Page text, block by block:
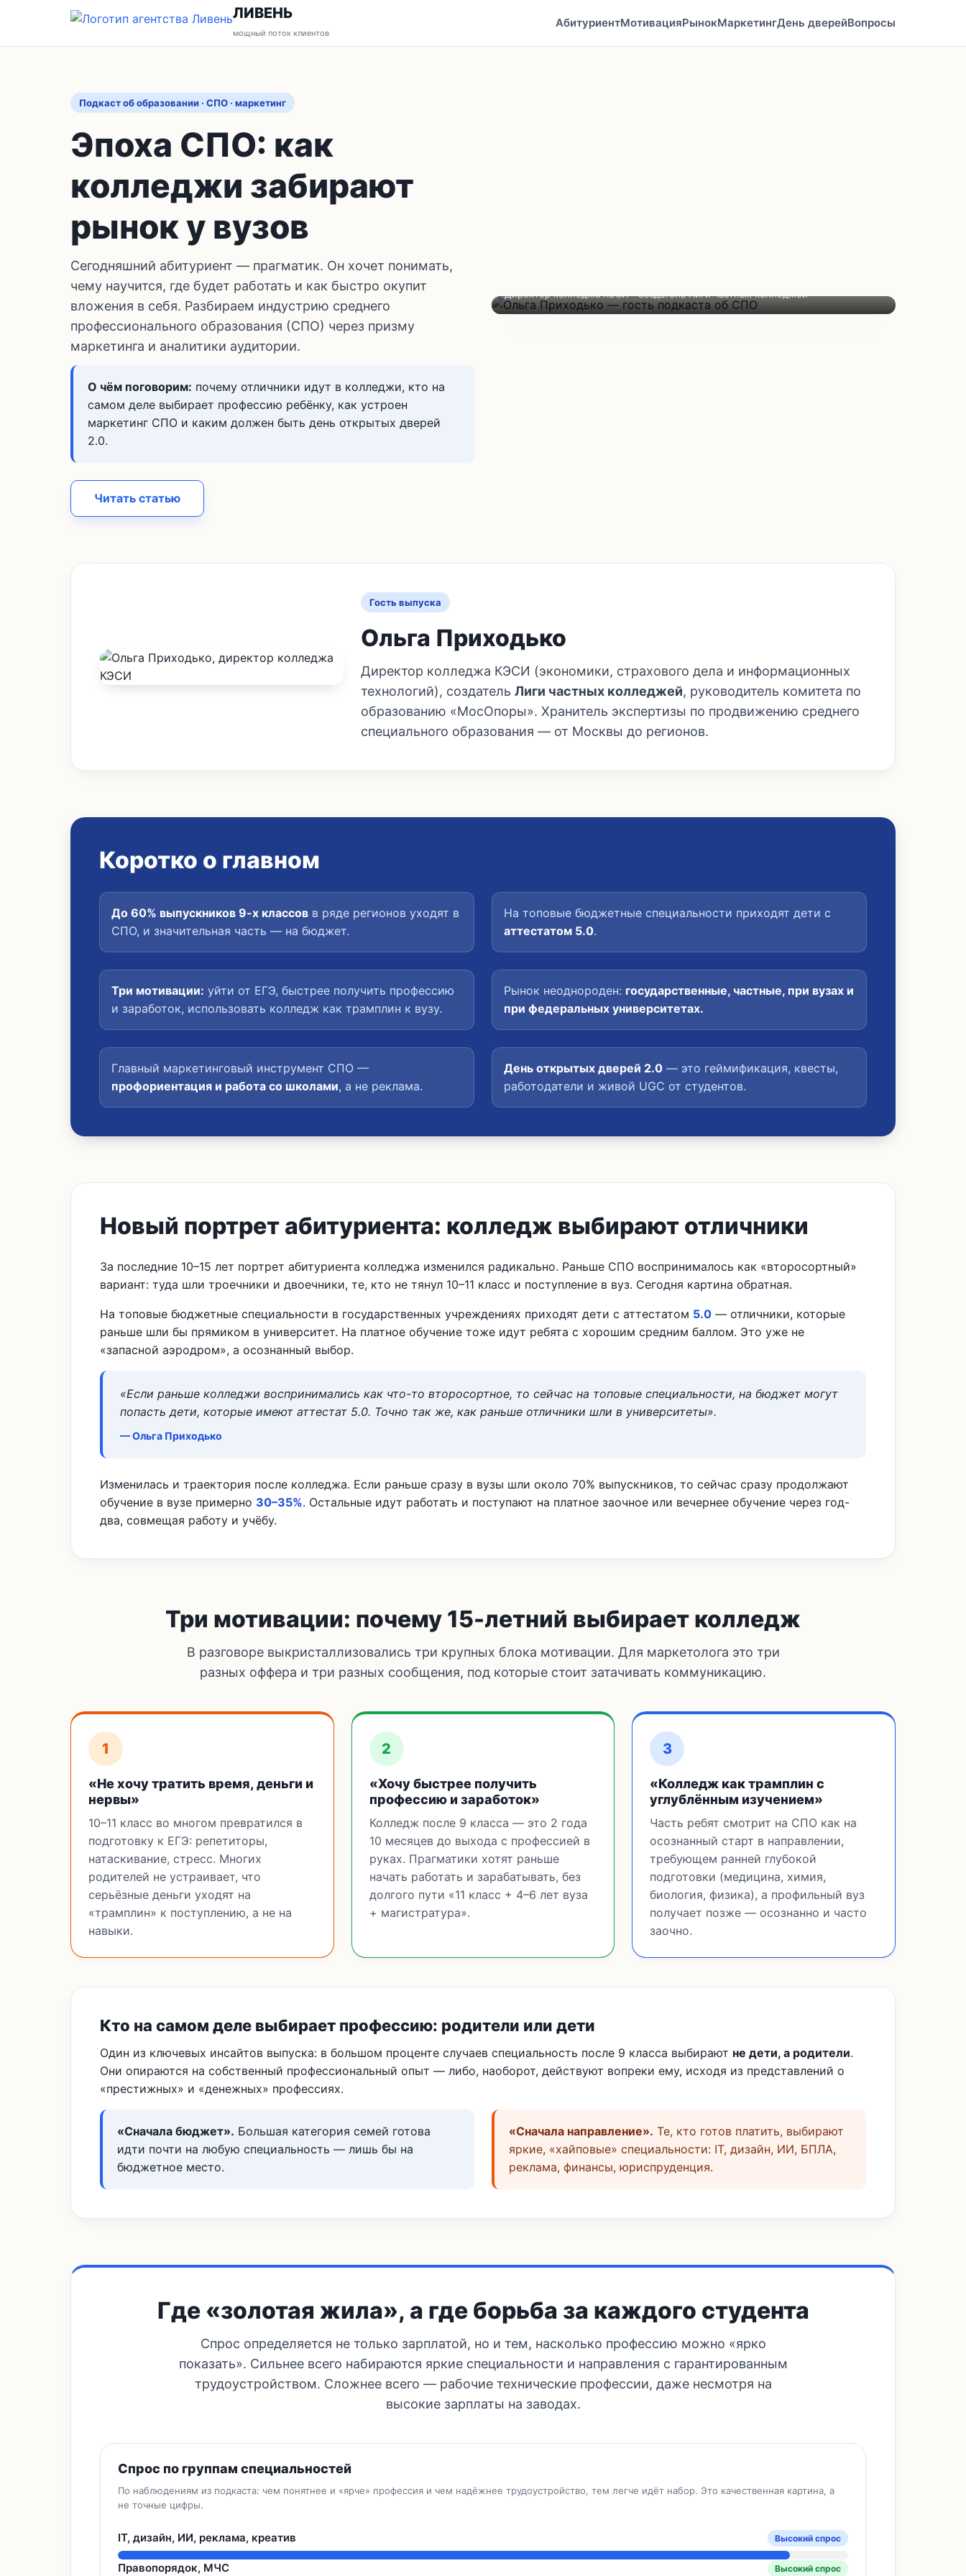
ЛИВЕНЬ
мощный поток клиентов
АбитуриентМотивацияРынокМаркетингДень дверейВопросы
Подкаст об образовании · СПО · маркетинг
Эпоха СПО: как
колледжи забирают
рынок у вузов
Сегодняшний абитуриент — прагматик. Он хочет понимать,
чему научится, где будет работать и как быстро окупит
вложения в себя. Разбираем индустрию среднего
профессионального образования (СПО) через призму
маркетинга и аналитики аудитории.
О чём поговорим: почему отличники идут в колледжи, кто на
самом деле выбирает профессию ребёнку, как устроен
маркетинг СПО и каким должен быть день открытых дверей
2.0.
Читать статью
Директор колледжа КЭСИ · Создатель Лиги частных колледжей
Гость выпуска
Ольга Приходько
Директор колледжа КЭСИ (экономики, страхового дела и информационных
технологий), создательЛиги частных колледжей, руководитель комитета по
образованию «МосОпоры». Хранитель экспертизы по продвижению среднего
специального образования — от Москвы до регионов.
Коротко о главном
До 60% выпускников 9-х классов в ряде регионов уходят в
СПО, и значительная часть — на бюджет.
На топовые бюджетные специальности приходят дети с
аттестатом 5.0.
Три мотивации: уйти от ЕГЭ, быстрее получить профессию
и заработок, использовать колледж как трамплин к вузу.
Рынок неоднороден: государственные, частные, при вузах и
при федеральных университетах.
Главный маркетинговый инструмент СПО —
профориентация и работа со школами, а не реклама.
День открытых дверей 2.0 — это геймификация, квесты,
работодатели и живой UGC от студентов.
Новый портрет абитуриента: колледж выбирают отличники
За последние 10–15 лет портрет абитуриента колледжа изменился радикально. Раньше СПО воспринималось как «второсортный»
вариант: туда шли троечники и двоечники, те, кто не тянул 10–11 класс и поступление в вуз. Сегодня картина обратная.
На топовые бюджетные специальности в государственных учреждениях приходят дети с аттестатом 5.0 — отличники, которые
раньше шли бы прямиком в университет. На платное обучение тоже идут ребята с хорошим средним баллом. Это уже не
«запасной аэродром», а осознанный выбор.
«Если раньше колледжи воспринимались как что-то второсортное, то сейчас на топовые специальности, на бюджет могут
попасть дети, которые имеют аттестат 5.0. Точно так же, как раньше отличники шли в университеты».
— Ольга Приходько
Изменилась и траектория после колледжа. Если раньше сразу в вузы шли около 70% выпускников, то сейчас сразу продолжают
обучение в вузе примерно 30–35%. Остальные идут работать и поступают на платное заочное или вечернее обучение через год-
два, совмещая работу и учёбу.
Три мотивации: почему 15-летний выбирает колледж
В разговоре выкристаллизовались три крупных блока мотивации. Для маркетолога это три
разных оффера и три разных сообщения, под которые стоит затачивать коммуникацию.
1
«Не хочу тратить время, деньги и
нервы»
10–11 класс во многом превратился в
подготовку к ЕГЭ: репетиторы,
натаскивание, стресс. Многих
родителей не устраивает, что
серьёзные деньги уходят на
«трамплин» к поступлению, а не на
навыки.
2
«Хочу быстрее получить
профессию и заработок»
Колледж после 9 класса — это 2 года
10 месяцев до выхода с профессией в
руках. Прагматики хотят раньше
начать работать и зарабатывать, без
долгого пути «11 класс + 4–6 лет вуза
+ магистратура».
3
«Колледж как трамплин с
углублённым изучением»
Часть ребят смотрит на СПО как на
осознанный старт в направлении,
требующем ранней глубокой
подготовки (медицина, химия,
биология, физика), а профильный вуз
получает позже — осознанно и часто
заочно.
Кто на самом деле выбирает профессию: родители или дети
Один из ключевых инсайтов выпуска: в большом проценте случаев специальность после 9 класса выбирают не дети, а родители.
Они опираются на собственный профессиональный опыт — либо, наоборот, действуют вопреки ему, исходя из представлений о
«престижных» и «денежных» профессиях.
«Сначала бюджет». Большая категория семей готова
идти почти на любую специальность — лишь бы на
бюджетное место.
«Сначала направление». Те, кто готов платить, выбирают
яркие, «хайповые» специальности: IT, дизайн, ИИ, БПЛА,
реклама, финансы, юриспруденция.
Где «золотая жила», а где борьба за каждого студента
Спрос определяется не только зарплатой, но и тем, насколько профессию можно «ярко
показать». Сильнее всего набираются яркие специальности и направления с гарантированным
трудоустройством. Сложнее всего — рабочие технические профессии, даже несмотря на
высокие зарплаты на заводах.
Спрос по группам специальностей
По наблюдениям из подкаста: чем понятнее и «ярче» профессия и чем надёжнее трудоустройство, тем легче идёт набор. Это качественная картина, а
не точные цифры.
IT, дизайн, ИИ, реклама, креатив Высокий спрос
Правопорядок, МЧС Высокий спрос